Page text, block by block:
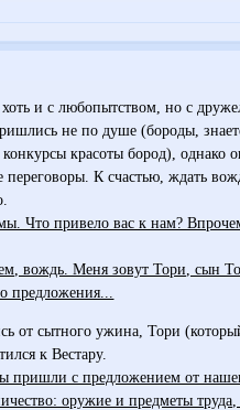
и с любопытством, но с
не по душе (бороды,
красоты бород), однако
переговоры. К счастью, ждать
Что привело вас к нам?
вождь. Меня зовут Тори, сын
предложения...
от сытного ужина, Тори
к Вестару.
пришли с предложением от
оружие и предметы